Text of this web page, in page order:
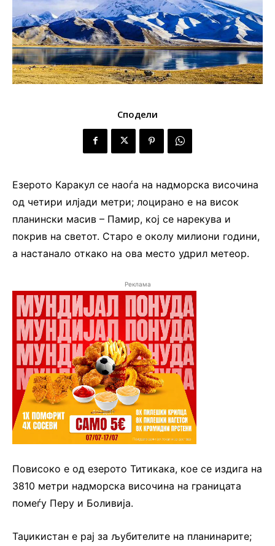
Сподели
Езерото Каракул се наоѓа на надморска височина
од четири илјади метри; лоцирано е на висок
планински масив – Памир, кој се нарекува и
покрив на светот. Старо е околу милиони години,
а настанало откако на ова место удрил метеор.
Реклама
Повисоко е од езерото Титикака, кое се издига на
3810 метри надморска височина на границата
помеѓу Перу и Боливија.
Таџикистан е рај за љубителите на планинарите;